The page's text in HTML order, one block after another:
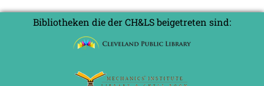
Bibliotheken die der CH&LS beigetreten sind: